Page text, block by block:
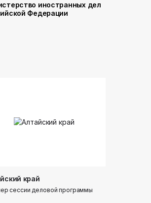
иностранных дел
Федерации
край
сессии деловой программы